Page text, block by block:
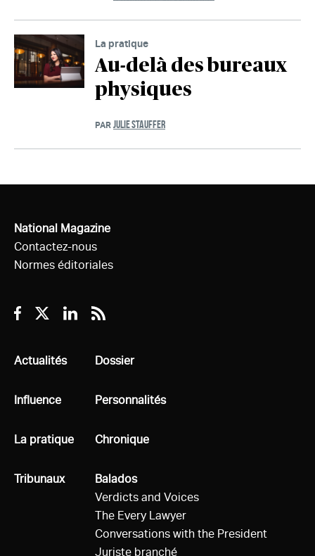
La pratique
Au-delà des bureaux
physiques
PAR JULIE STAUFFER
National Magazine
Contactez-nous
Normes éditoriales
Facebook
TwitterLinkedin
RSS
Tous
Actualités
Tous
Influence
Tous
La pratique
Tous
Tribunaux
Tous
Dossier
Tous
Personnalités
Tous
Chronique
Tous
Balados
Verdicts and Voices
The Every Lawyer
Conversations with the President
Juriste branché